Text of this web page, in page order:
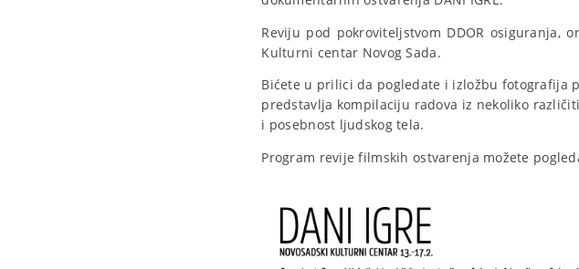
Reviju pod pokroviteljstvom DDOR osiguranja,
Kulturni centar Novog Sada.
Bićete u prilici da pogledate i izložbu fotografija
predstavlja kompilaciju radova iz nekoliko
i posebnost ljudskog tela.
Program revije filmskih ostvarenja možete